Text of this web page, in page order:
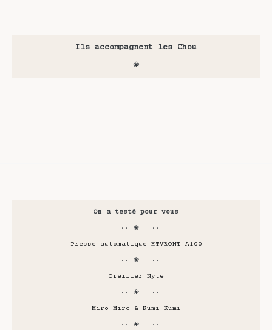
Ils accompagnent les Chou
❀
On a testé pour vous
···· ❀ ····
Presse automatique HTVRONT A100
···· ❀ ····
Oreiller Nyte
···· ❀ ····
Miro Miro & Kumi Kumi
···· ❀ ····